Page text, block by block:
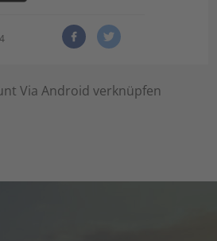
Via Android verknüpfen